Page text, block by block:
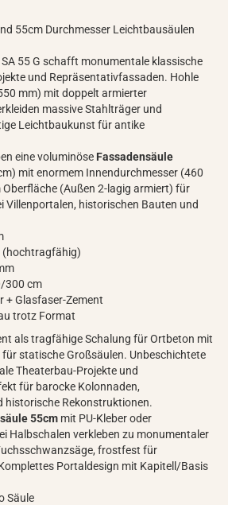
55cm Durchmesser Leichtbausäulen
SA 55 G schafft monumentale klassische
und Repräsentativfassaden. Hohle
mm) mit doppelt armierter
massive Stahlträger und
Leichtbaukunst für antike
eine voluminöse Fassadensäule
mit enormem Innendurchmesser (460
(Außen 2-lagig armiert) für
Villenportalen, historischen Bauten und
(hochtragfähig)
300 cm
+ Glasfaser-Zement
trotz Format
als tragfähige Schalung für Ortbeton mit
statische Großsäulen. Unbeschichtete
Theaterbau-Projekte und
für barocke Kolonnaden,
historische Rekonstruktionen.
55cm mit PU-Kleber oder
Halbschalen verkleben zu monumentaler
frostfest für
Portaldesign mit Kapitell/Basis
Säule